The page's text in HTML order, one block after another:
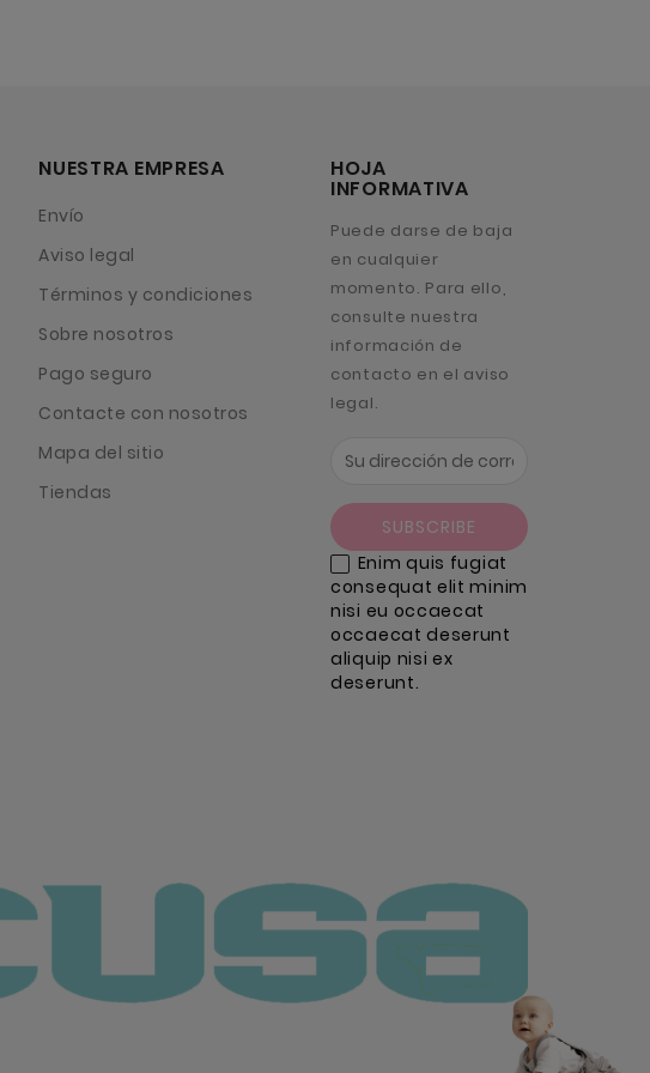
NUESTRA EMPRESA
Envío
Aviso legal
Términos y condiciones
Sobre nosotros
Pago seguro
Contacte con nosotros
Mapa del sitio
Tiendas
HOJA
INFORMATIVA
Puede darse de baja
en cualquier
momento. Para ello,
consulte nuestra
información de
contacto en el aviso
legal.
Enim quis fugiat
consequat elit minim
nisi eu occaecat
occaecat deserunt
aliquip nisi ex
deserunt.